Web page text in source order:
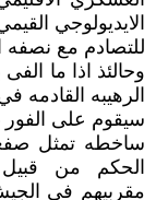
الايديولوجي
للتصادم مع نصفه
وحالئذ اذا ما
الرهيبه
سيقوم على الفور
ساخطه تمثل
الحكم من قبيل
مقربيهم في